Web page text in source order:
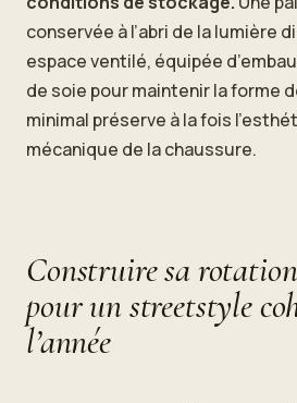
conservée à l’abri de la lumière
espace ventilé, équipée
de soie pour maintenir la forme
minimal préserve à la fois
mécanique de la chaussure.
Construire sa
pour un streetstyle
l’année